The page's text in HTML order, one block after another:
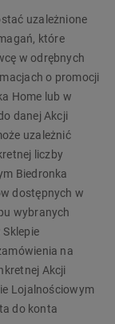
uzależnione
które
w odrębnych
o promocji
Home lub w
danej Akcji
uzależnić
liczby
Biedronka
dostępnych w
wybranych
na
Akcji
Lojalnościowym
do konta